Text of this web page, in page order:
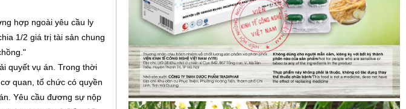
hợp ngoài yêu cầu ly
1/2 giá trị tài sản chung
quyết vụ án. Trong thời
quan, tổ chức có quyền
Yêu cầu đương sự nộp